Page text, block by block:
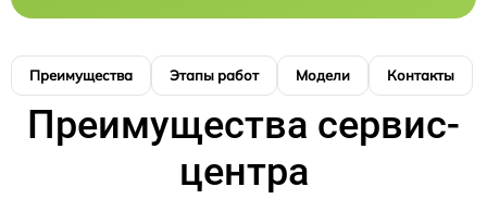
Преимущества Этапы работ Модели Контакты
Преимущества сервис-
центра